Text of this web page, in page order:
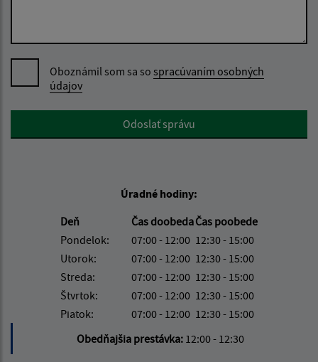
Oboznámil som sa so spracúvaním osobných
údajov
Google reCaptcha ResponseOdoslať správu
Úradné hodiny:
Deň
Čas doobedaČas poobede
Pondelok:
07:00 - 12:00 12:30 - 15:00
Utorok:
07:00 - 12:00 12:30 - 15:00
Streda:
07:00 - 12:00 12:30 - 15:00
Štvrtok:
07:00 - 12:00 12:30 - 15:00
Piatok:
07:00 - 12:00 12:30 - 15:00
Obedňajšia prestávka: 12:00 - 12:30